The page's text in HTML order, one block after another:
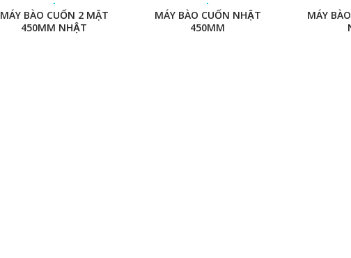
MÁY BÀO CUỐN 2 MẶT
450MM NHẬT
MÁY BÀO CUỐN NHẬT
450MM
MÁY